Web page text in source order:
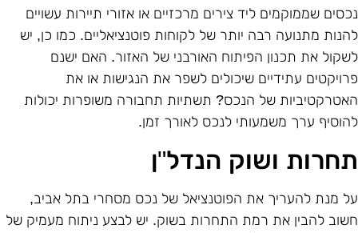
שממוקמים ליד צירים מרכזיים או אזורי תיירות עשויים
מתנועה רבה יותר של לקוחות פוטנציאליים. כמו כן, יש
את תכנון הפיתוח האורבני של האזור. האם ישנם
עתידיים שיכולים לשפר את הנגישות או את
של הנכס? תשתיות תחבורה משופרות יכולות
ערך משמעותי לנכס לאורך זמן.
ושוק הנדל"ן
מנת להעריך את הפוטנציאל של נכס מסחרי בתל אביב,
להבין את רמת התחרות בשוק. יש לבצע ניתוח מעמיק של